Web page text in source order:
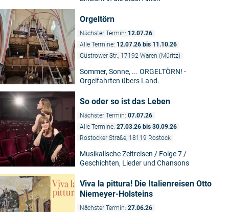
Orgeltörn
Nächster Termin: 12.07.26
Alle Termine: 12.07.26 bis 11.10.26
Güstrower Str., 17192 Waren (Müritz)
Sommer, Sonne, ... ORGELTÖRN! -
Orgelfahrten übers Land.
So oder so ist das Leben
Nächster Termin: 07.07.26
Alle Termine: 27.03.26 bis 30.09.26
Rostocker Straße, 18119 Rostock
Musikalische Zeitreisen / Folge 7 /
Geschichten, Lieder und Chansons
Viva la pittura! Die Italienreisen Otto
Niemeyer-Holsteins
Nächster Termin: 27.06.26